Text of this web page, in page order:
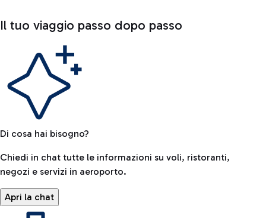
Il tuo viaggio passo dopo passo
Di cosa hai bisogno?
Chiedi in chat tutte le informazioni su voli, ristoranti,
negozi e servizi in aeroporto.
Apri la chat